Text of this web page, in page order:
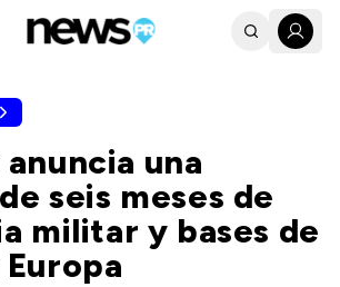
menu
una
seis meses de
militar y bases de
Europa